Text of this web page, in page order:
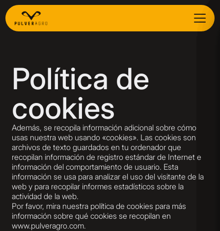
Política de
cookies
Además, se recopila información adicional sobre cómo
usas nuestra web usando «cookies». Las cookies son
archivos de texto guardados en tu ordenador que
recopilan información de registro estándar de Internet e
información del comportamiento de usuario. Esta
información se usa para analizar el uso del visitante de la
web y para recopilar informes estadísticos sobre la
actividad de la web.
Por favor, mira nuestra política de cookies para más
información sobre qué cookies se recopilan en
www.pulveragro.com.